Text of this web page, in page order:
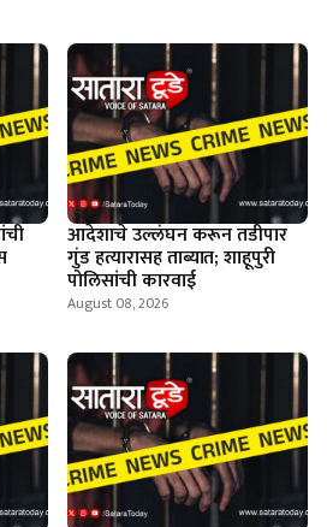
आदेशाचे उल्लंघन करून तडीपार
गुंड हत्यारासह ताब्यात; शाहूपुरी
पोलिसांची कारवाई
August 08, 2026